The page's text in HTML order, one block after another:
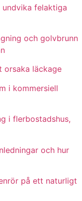
felaktiga
och golvbrunn
orsaka läckage
i kommersiell
i flerbostadshus,
och hur
på ett naturligt